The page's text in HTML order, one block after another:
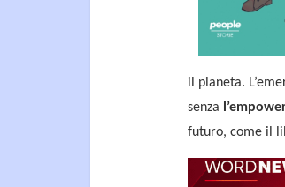
il pianeta.
senza
futuro, come il